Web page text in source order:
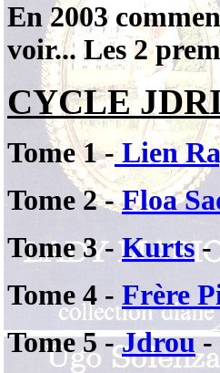
En 2003
voir... Les 2
CYCLE
Tome 1 -Lien
Tome 2 -Floa
Tome 3 -Kurts-
Tome 4 - Frère
Tome 5 -Jdrou-